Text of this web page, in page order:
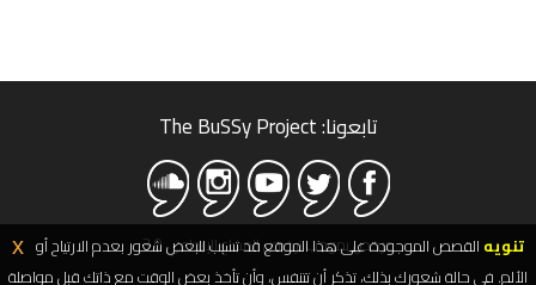
تابعونا: The BuSSy Project
مرخص بموجب ترخيص المشاع الإبداعي 3.0 x تنويه القصص الموجودة على هذا الموقع قد تسبب للبعض شعور بعدم الارتياح أو
الألم. في حالة شعورك بذلك، تذكر أن تتنفس، وأن تأخذ بعض الوقت مع ذاتك قبل مواصلة